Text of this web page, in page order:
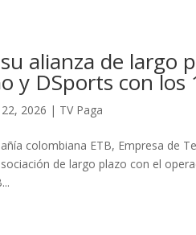
alianza de largo
y DSports con
2026 | TV Paga
colombiana ETB, Empresa de
de largo plazo con el